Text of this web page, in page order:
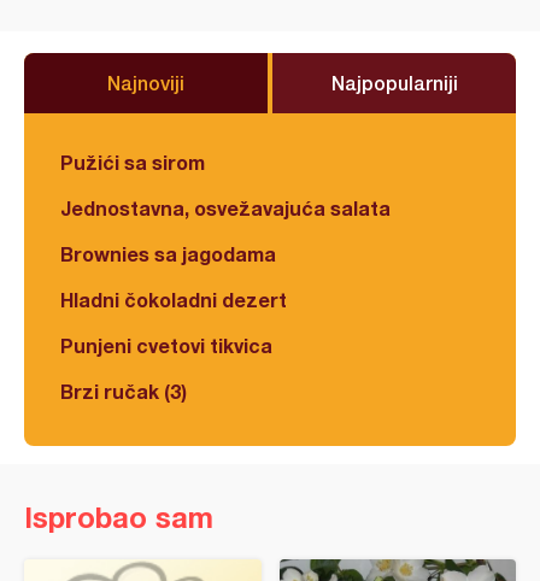
Najnoviji Najpopularniji
Pužići sa sirom
Jednostavna, osvežavajuća salata
Brownies sa jagodama
Hladni čokoladni dezert
Punjeni cvetovi tikvica
Brzi ručak (3)
Isprobao sam